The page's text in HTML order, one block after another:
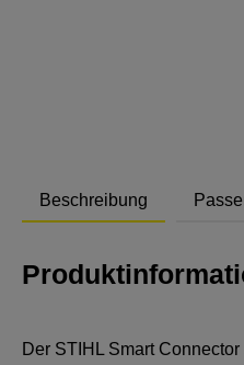
Beschreibung
Der STIHL Smart